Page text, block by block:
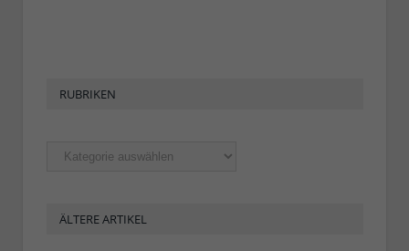
RUBRIKEN
Rubriken
ÄLTERE ARTIKEL